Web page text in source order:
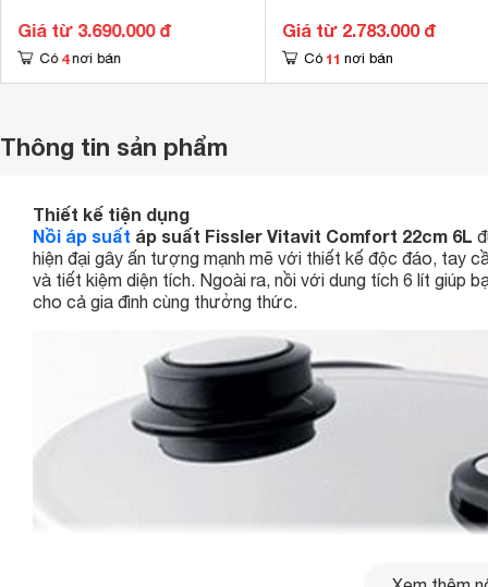
Giá từ 3.690.000 đ
Có 4 nơi bán
Giá từ 2.783.000 đ
Có 11 nơi bán
Thông tin sản phẩm
Thiết kế tiện dụng
Nồi áp suất áp suất Fissler Vitavit Comfort 22cm 6L
hiện đại gây ấn tượng mạnh mẽ với thiết kế độc đáo, tay
và tiết kiệm diện tích. Ngoài ra, nồi với dung tích 6 lít giúp
cho cả gia đình cùng thưởng thức.